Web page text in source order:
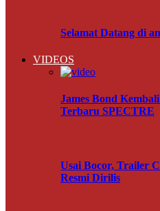
Selamat Datang di
VIDEOS
James Bond
Terbaru SPECTRE
Usai Bocor, Trailer
Resmi Dirilis